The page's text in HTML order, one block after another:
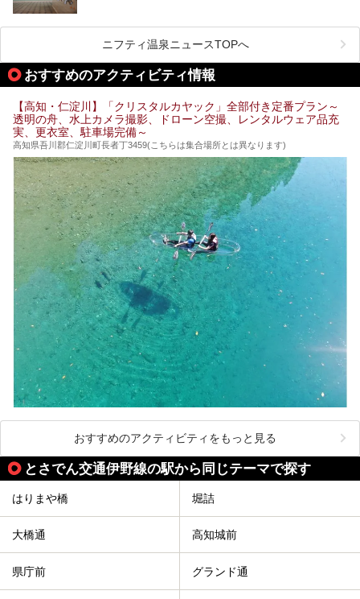
などが問題なければ、温泉に入ってから向かうことをオスス
メします。
なぜなら最寄り温泉でも車で４０分、山を降りていかねばな
りませんからね…！！
もしくは、翌日キャンプ帰りに立ち寄るのもおすすめです。
それでは見ていきましょう。
高知市というと、高知県の人口の半分が集まっているにぎや
かなイメージがある方も多いかと思いますが、昔ながらの老
舗銭湯がけっこうな数あるのですよ。
規模は小さいながら、元気に営業中なので観光がてら訪問し
てみてはいかがでしょう？
Kですよ♪
それではチェックしてきましょう♪
ニフティ温泉ニュースTOPへ
おすすめのアクティビティ情報
【高知・仁淀川】「クリスタルカヤック」全部付き定番プラン～
透明の舟、水上カメラ撮影、ドローン空撮、レンタルウェア品充
実、更衣室、駐車場完備～
高知県吾川郡仁淀川町長者丁3459(こちらは集合場所とは異なります)
おすすめのアクティビティをもっと見る
とさでん交通伊野線の駅から同じテーマで探す
はりまや橋 堀詰
大橋通 高知城前
県庁前 グランド通